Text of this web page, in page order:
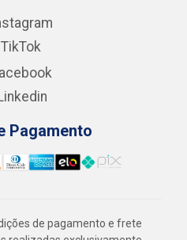
TikTok
Pagamento
de pagamento e frete